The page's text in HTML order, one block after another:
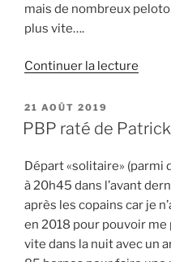
mais de nombreux
plus vite….
Continuer la lecture
sur
PUBLIÉ
LE
21 AOÛT 2019
PBP raté de Patrick
Départ «solitaire» (parmi
à 20h45 dans l’avant
après les copains car je
en 2018 pour pouvoir
vite dans la nuit avec un